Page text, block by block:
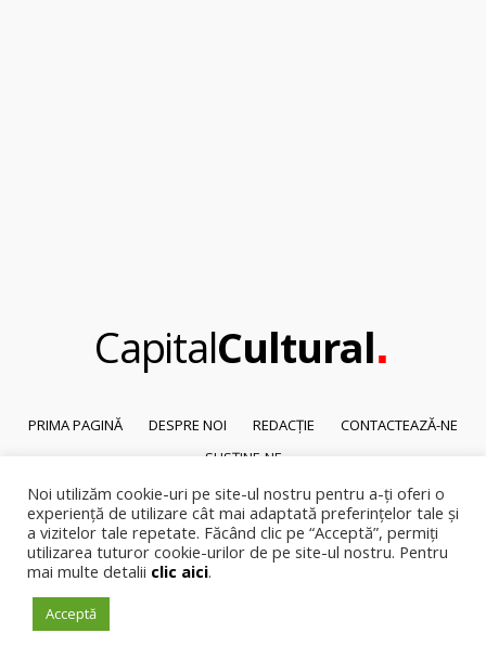
CapitalCultural.
PRIMA PAGINĂ DESPRE NOI REDACȚIE
CONTACTEAZĂ-NE
SUSȚINE-NE
© 2026Capital Cultural
Reproducerea integrală sau parțială a textelor sau a ilustrațiilor din orice
pagină a site-ului este posibilă numai cu acordul prealabil scris al Capital
Noi utilizăm cookie-uri pe site-ul nostru pentru a-ți oferi o
experiență de utilizare cât mai adaptată preferințelor tale și
a vizitelor tale repetate. Făcând clic pe “Acceptă”, permiți
utilizarea tuturor cookie-urilor de pe site-ul nostru. Pentru
mai multe detalii clic aici.
Acceptă